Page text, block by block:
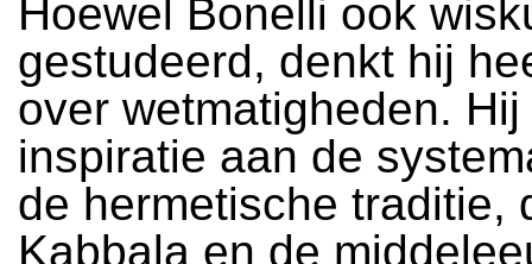
Hoewel Bonelli ook
gestudeerd, denkt hij
over wetmatigheden.
inspiratie aan de
de hermetische traditie,
Kabbala en de